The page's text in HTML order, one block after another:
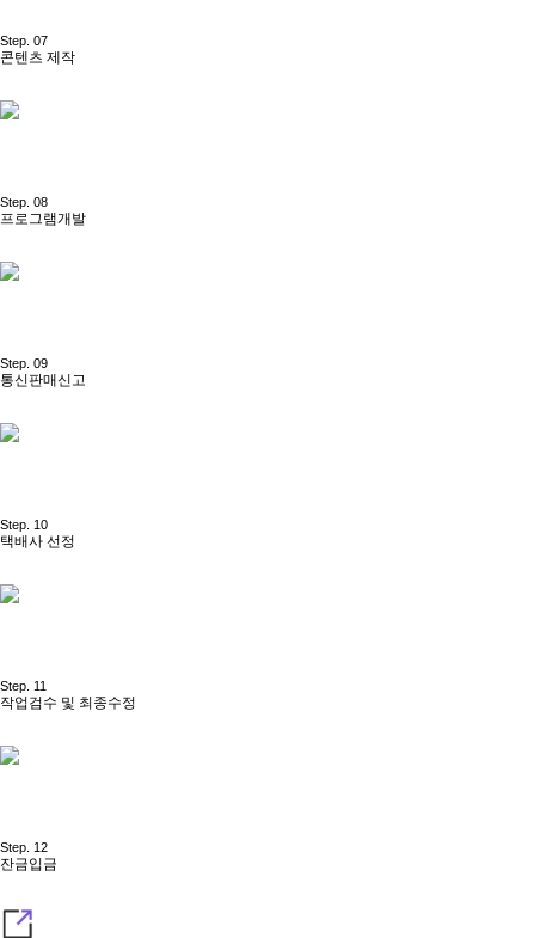
Step. 07
콘텐츠 제작
Step. 08
프로그램개발
Step. 09
통신판매신고
Step. 10
택배사 선정
Step. 11
작업검수 및 최종수정
Step. 12
잔금입금